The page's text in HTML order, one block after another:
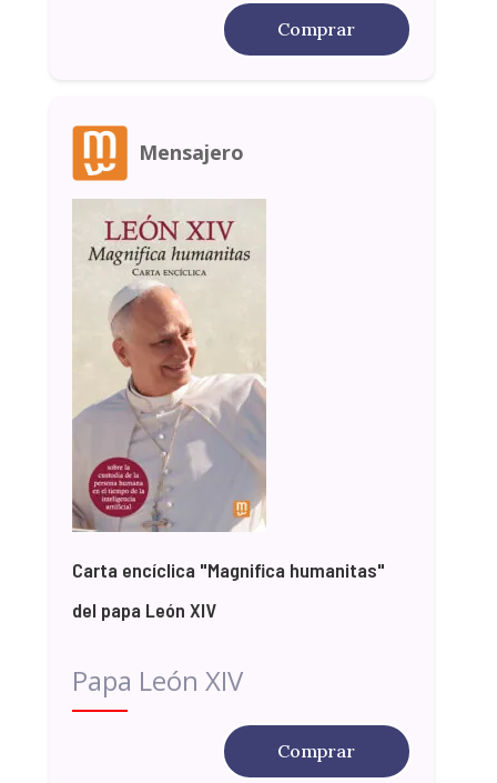
Comprar
Mensajero
Carta encíclica "Magnifica humanitas"
del papa León XIV
Papa León XIV
Comprar